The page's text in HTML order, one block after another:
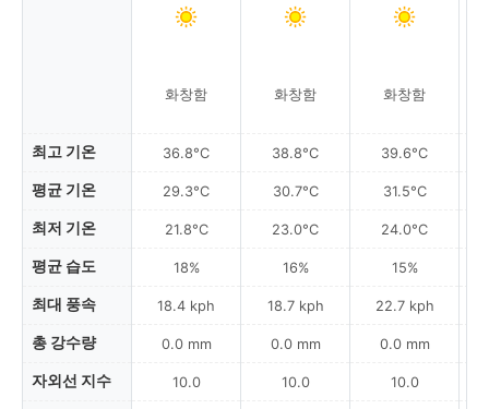
최고 기온
평균 기온
최저 기온
평균 습도
최대 풍속
총 강수량
자외선 지수
화창함
36.8°C
29.3°C
21.8°C
18%
18.4 kph
0.0 mm
10.0
화창함
38.8°C
30.7°C
23.0°C
16%
18.7 kph
0.0 mm
10.0
화창함
39.6°C
31.5°C
24.0°C
15%
22.7 kph
0.0 mm
10.0